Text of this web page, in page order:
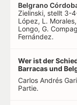
Belgrano
Zielinski, stellt 3-
López, L.
Longo, G.
Fernández.
Wer ist der
Barracas und
Carlos Andrés
Partie.